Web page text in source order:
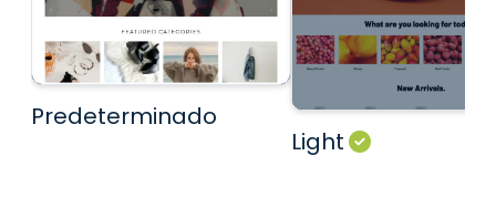
Predeterminado
Light